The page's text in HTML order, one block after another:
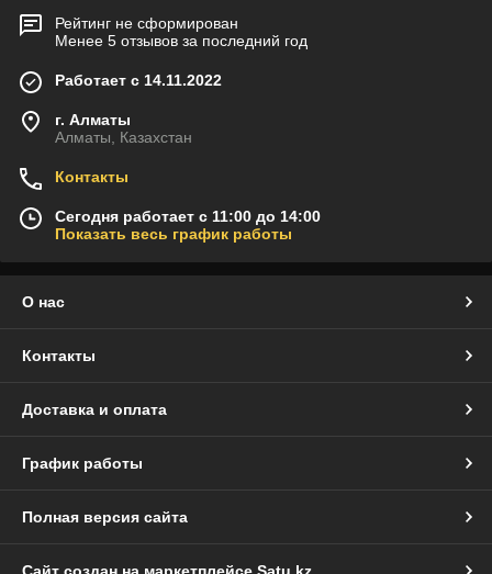
Рейтинг не сформирован
Менее 5 отзывов за последний год
Работает с 14.11.2022
г. Алматы
Алматы, Казахстан
Контакты
Сегодня работает с 11:00 до 14:00
Показать весь график работы
О нас
Контакты
Доставка и оплата
График работы
Полная версия сайта